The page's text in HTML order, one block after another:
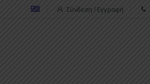
Σύνδεση / Εγγραφή